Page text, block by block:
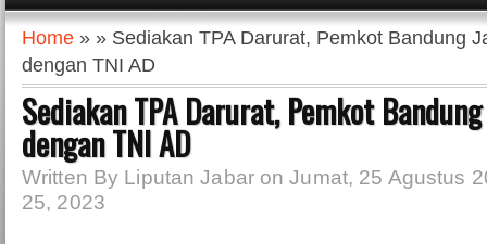
Headlines News :
Home » » Sediakan TPA Darurat, Pemkot Bandung
dengan TNI AD
Sediakan TPA Darurat, Pemkot
dengan TNI AD
Written By Liputan Jabar on Jumat, 25 Agustus
25, 2023